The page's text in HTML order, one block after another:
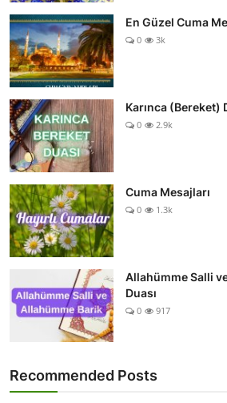
En Güzel Cuma
0 3k
Karınca (Bereket)
0 2.9k
Cuma Mesajları
0 1.3k
Allahümme Salli
Duası
0 917
Recommended Posts